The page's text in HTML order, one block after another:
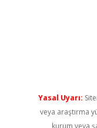
Yasal Uyarı:
veya araştırma
kurum veya